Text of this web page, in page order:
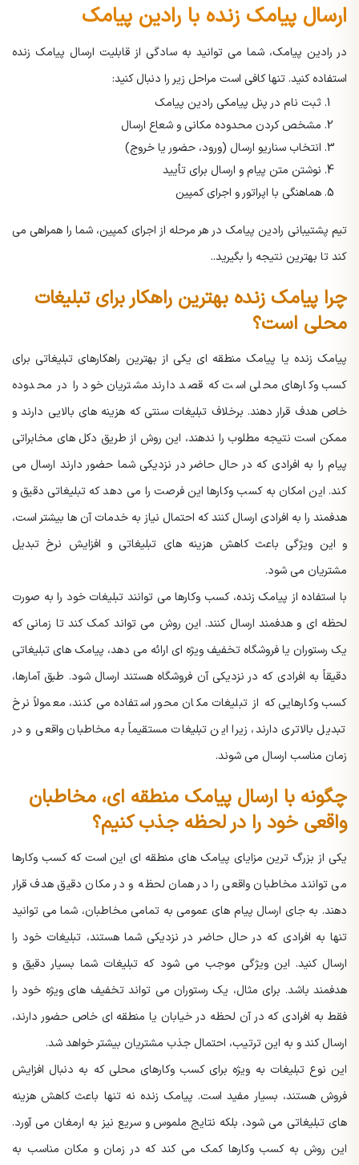
ارسال پیامک زنده با رادین پیامک
در رادین پیامک، شما می توانید به سادگی از قابلیت ارسال پیامک زنده
استفاده کنید. تنها کافی است مراحل زیر را دنبال کنید:
ثبت نام در پنل پیامکی رادین پیامک
مشخص کردن محدوده مکانی و شعاع ارسال
انتخاب سناریو ارسال (ورود، حضور یا خروج)
نوشتن متن پیام و ارسال برای تأیید
هماهنگی با اپراتور و اجرای کمپین
تیم پشتیبانی رادین پیامک در هر مرحله از اجرای کمپین، شما را همراهی می
کند تا بهترین نتیجه را بگیرید..
چرا پیامک زنده بهترین راهکار برای تبلیغات
محلی است؟
پیامک زنده یا پیامک منطقه ای یکی از بهترین راهکارهای تبلیغاتی برای
کسب وکارهای محلی است که قصد دارند مشتریان خود را در محدوده
خاص هدف قرار دهند. برخلاف تبلیغات سنتی که هزینه های بالایی دارند و
ممکن است نتیجه مطلوب را ندهند، این روش از طریق دکل های مخابراتی
پیام را به افرادی که در حال حاضر در نزدیکی شما حضور دارند ارسال می
کند. این امکان به کسب وکارها این فرصت را می دهد که تبلیغاتی دقیق و
هدفمند را به افرادی ارسال کنند که احتمال نیاز به خدمات آن ها بیشتر است،
و این ویژگی باعث کاهش هزینه های تبلیغاتی و افزایش نرخ تبدیل
مشتریان می شود.
با استفاده از پیامک زنده، کسب وکارها می توانند تبلیغات خود را به صورت
لحظه ای و هدفمند ارسال کنند. این روش می تواند کمک کند تا زمانی که
یک رستوران یا فروشگاه تخفیف ویژه ای ارائه می دهد، پیامک های تبلیغاتی
دقیقاً به افرادی که در نزدیکی آن فروشگاه هستند ارسال شود. طبق آمارها،
کسب وکارهایی که از تبلیغات مکان محور استفاده می کنند، معمولاً نرخ
تبدیل بالاتری دارند، زیرا این تبلیغات مستقیماً به مخاطبان واقعی و در
زمان مناسب ارسال می شوند.
چگونه با ارسال پیامک منطقه ای، مخاطبان
واقعی خود را در لحظه جذب کنیم؟
یکی از بزرگ ترین مزایای پیامک های منطقه ای این است که کسب وکارها
می توانند مخاطبان واقعی را در همان لحظه و در مکان دقیق هدف قرار
دهند. به جای ارسال پیام های عمومی به تمامی مخاطبان، شما می توانید
تنها به افرادی که در حال حاضر در نزدیکی شما هستند، تبلیغات خود را
ارسال کنید. این ویژگی موجب می شود که تبلیغات شما بسیار دقیق و
هدفمند باشد. برای مثال، یک رستوران می تواند تخفیف های ویژه خود را
فقط به افرادی که در آن لحظه در خیابان یا منطقه ای خاص حضور دارند،
ارسال کند و به این ترتیب، احتمال جذب مشتریان بیشتر خواهد شد.
این نوع تبلیغات به ویژه برای کسب وکارهای محلی که به دنبال افزایش
فروش هستند، بسیار مفید است. پیامک زنده نه تنها باعث کاهش هزینه
های تبلیغاتی می شود، بلکه نتایج ملموس و سریع نیز به ارمغان می آورد.
این روش به کسب وکارها کمک می کند که در زمان و مکان مناسب به